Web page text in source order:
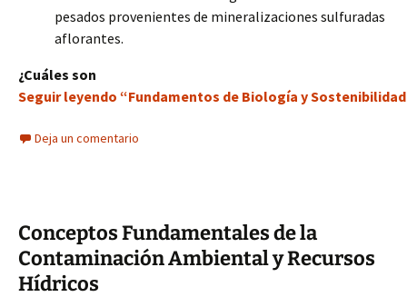
pesados provenientes de mineralizaciones sulfuradas
aflorantes.
¿Cuáles son
Seguir leyendo “Fundamentos de Biología y
Deja un comentario
Conceptos Fundamentales de la
Contaminación Ambiental y Recursos
Hídricos